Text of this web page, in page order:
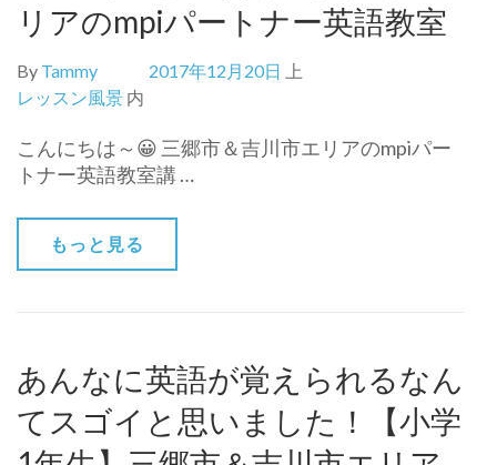
リアのmpiパートナー英語教室
By Tammy 2017年12月20日
上
レッスン風景 内
こんにちは～😀 三郷市＆吉川市エリアのmpiパー
トナー英語教室講 …
もっと見る
あんなに英語が覚えられるなん
てスゴイと思いました！【小学